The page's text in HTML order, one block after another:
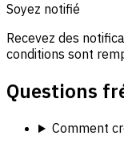
Soyez notifié
Recevez des
conditions sont
Questions
Comment